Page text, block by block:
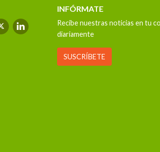
INFÓRMATE
Recibe nuestras noticias en tu
diariamente
SUSCRÍBETE